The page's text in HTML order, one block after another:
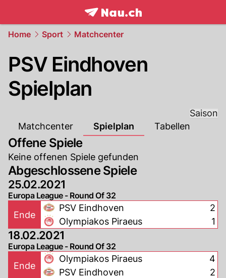
frontpage.NAU.ch
Home Sport Matchcenter
PSV Eindhoven
Spielplan
Saison
Matchcenter
Spielplan Tabellen
Offene Spiele
Keine offenen Spiele gefunden
Abgeschlossene Spiele
25.02.2021
Europa League - Round Of 32
Ende
PSV Eindhoven
Olympiakos Piraeus
2
1
18.02.2021
Europa League - Round Of 32
Ende
Olympiakos Piraeus
PSV Eindhoven
4
2